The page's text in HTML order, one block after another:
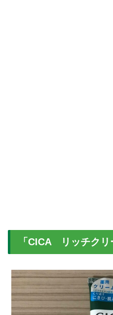
「CICA リッチクリ